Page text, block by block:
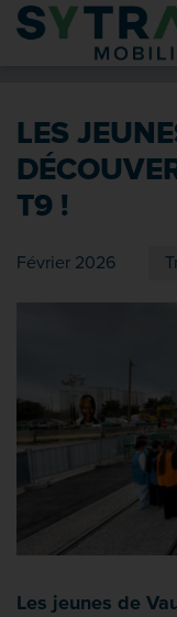
Contenu
Entête de page
Recherche
Pied de page
LES
T9 !
Février 2026
Les jeunes de